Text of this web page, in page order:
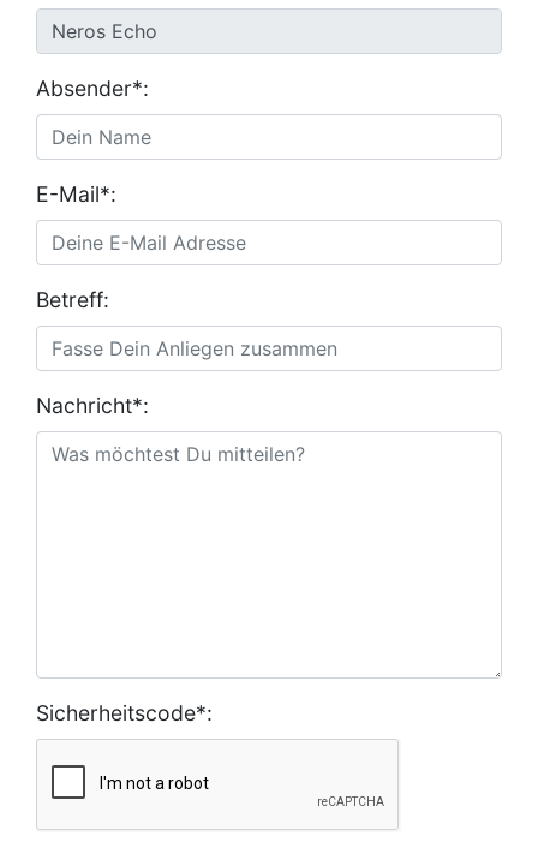
Absender*:
E-Mail*:
Betreff:
Nachricht*:
Sicherheitscode*: